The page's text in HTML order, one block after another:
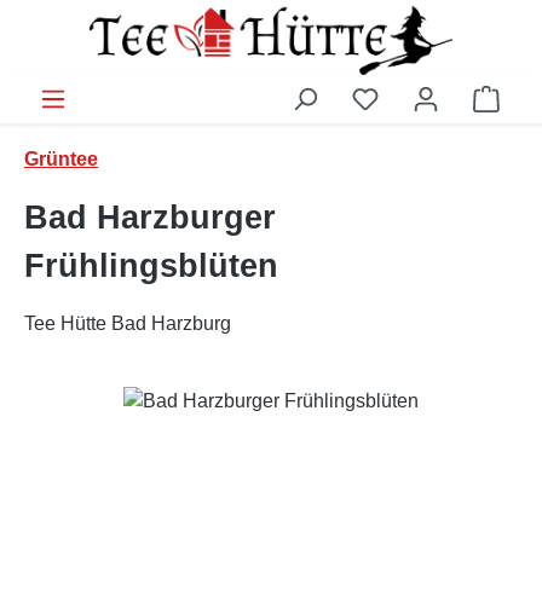
Zum Hauptinhalt springen
Grüntee
Bad Harzburger
Frühlingsblüten
Tee Hütte Bad Harzburg
Bildergalerie überspringen